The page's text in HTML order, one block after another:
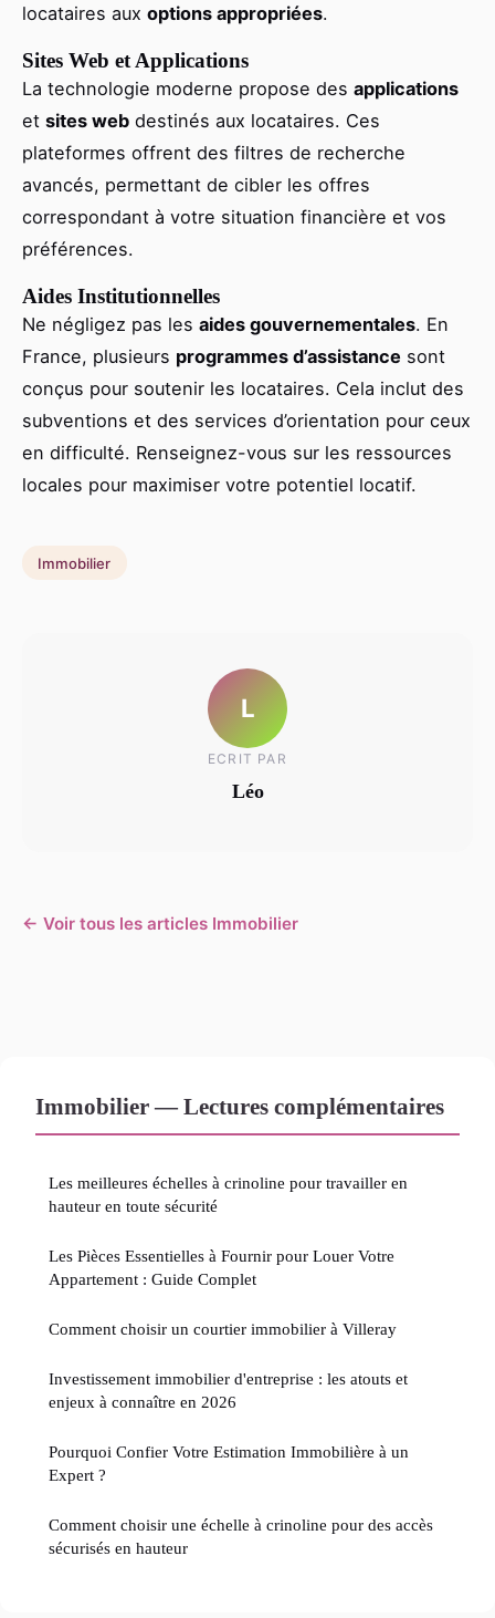
locataires aux options appropriées.
Sites Web et Applications
La technologie moderne propose des applications
et sites web destinés aux locataires. Ces
plateformes offrent des filtres de recherche
avancés, permettant de cibler les offres
correspondant à votre situation financière et vos
préférences.
Aides Institutionnelles
Ne négligez pas les aides gouvernementales. En
France, plusieurs programmes d’assistance sont
conçus pour soutenir les locataires. Cela inclut des
subventions et des services d’orientation pour ceux
en difficulté. Renseignez-vous sur les ressources
locales pour maximiser votre potentiel locatif.
Immobilier
L
ECRIT PAR
Léo
← Voir tous les articles Immobilier
Immobilier — Lectures complémentaires
Les meilleures échelles à crinoline pour travailler en
hauteur en toute sécurité
Les Pièces Essentielles à Fournir pour Louer Votre
Appartement : Guide Complet
Comment choisir un courtier immobilier à Villeray
Investissement immobilier d'entreprise : les atouts et
enjeux à connaître en 2026
Pourquoi Confier Votre Estimation Immobilière à un
Expert ?
Comment choisir une échelle à crinoline pour des accès
sécurisés en hauteur